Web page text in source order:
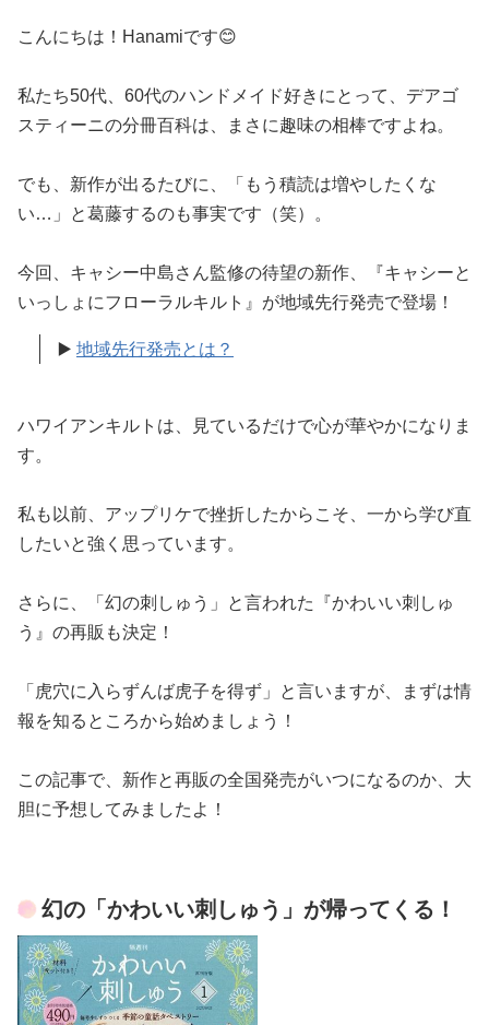
こんにちは！Hanamiです😊
私たち50代、60代のハンドメイド好きにとって、デアゴ
スティーニの分冊百科は、まさに趣味の相棒ですよね。
でも、新作が出るたびに、「もう積読は増やしたくな
い…」と葛藤するのも事実です（笑）。
今回、キャシー中島さん監修の待望の新作、『キャシーと
いっしょにフローラルキルト』が地域先行発売で登場！
▶️ 地域先行発売とは？
ハワイアンキルトは、見ているだけで心が華やかになりま
す。
私も以前、アップリケで挫折したからこそ、一から学び直
したいと強く思っています。
さらに、「幻の刺しゅう」と言われた『かわいい刺しゅ
う』の再販も決定！
「虎穴に入らずんば虎子を得ず」と言いますが、まずは情
報を知るところから始めましょう！
この記事で、新作と再販の全国発売がいつになるのか、大
胆に予想してみましたよ！
幻の「かわいい刺しゅう」が帰ってくる！